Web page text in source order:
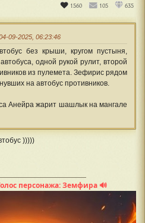
1560 105 635
09-2025, 06:23:46
без крыши, кругом пустыня,
одной рукой рулит, второй
из пулемета. Зефирис рядом
на автобус противников.
Анейра жарит шашлык на мангале
)))))
персонажа: Земфира 🔊